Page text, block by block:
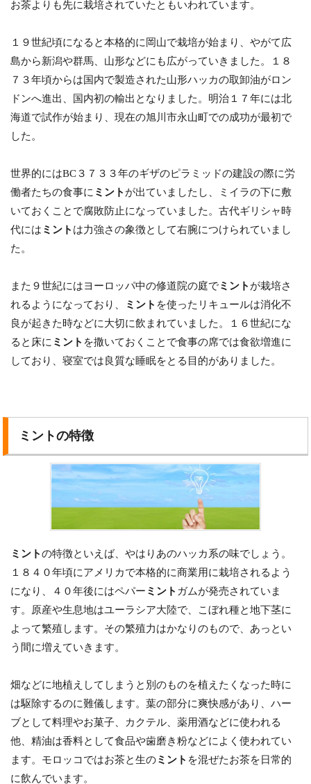
お茶よりも先に栽培されていたともいわれています。
１９世紀頃になると本格的に岡山で栽培が始まり、やがて広
島から新潟や群馬、山形などにも広がっていきました。１８
７３年頃からは国内で製造された山形ハッカの取卸油がロン
ドンへ進出、国内初の輸出となりました。明治１７年には北
海道で試作が始まり、現在の旭川市永山町での成功が最初で
した。
世界的にはBC３７３３年のギザのピラミッドの建設の際に労
働者たちの食事に ミント が出ていましたし、ミイラの下に敷
いておくことで腐敗防止になっていました。古代ギリシャ時
代には ミント は力強さの象徴として右腕につけられていまし
た。
また９世紀にはヨーロッパ中の修道院の庭でミント が栽培さ
れるようになっており、
ミント を使ったリキュールは消化不
良が起きた時などに大切に飲まれていました。１６世紀にな
ると床に ミント を撒いておくことで食事の席では食欲増進に
しており、寝室では良質な睡眠をとる目的がありました。
ミントの特徴
ミントの特徴といえば、やはりあのハッカ系の味でしょう。
１８４０年頃にアメリカで本格的に商業用に栽培されるよう
になり、４０年後にはペパー ミント ガムが発売されていま
す。原産や生息地はユーラシア大陸で、こぼれ種と地下茎に
よって繁殖します。その繁殖力はかなりのもので、あっとい
う間に増えていきます。
畑などに地植えしてしまうと別のものを植えたくなった時に
は駆除するのに難儀します。葉の部分に爽快感があり、ハー
ブとして料理やお菓子、カクテル、薬用酒などに使われる
他、精油は香料として食品や歯磨き粉などによく使われてい
ます。モロッコではお茶と生のミント を混ぜたお茶を日常的
に飲んでいます。